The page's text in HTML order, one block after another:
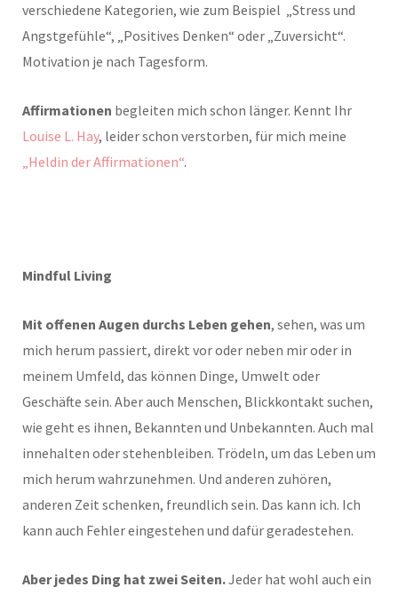
verschiedene Kategorien, wie zum Beispiel „Stress und
Angstgefühle“, „Positives Denken“ oder „Zuversicht“.
Motivation je nach Tagesform.
Affirmationen begleiten mich schon länger. Kennt Ihr
Louise L. Hay, leider schon verstorben, für mich meine
„Heldin der Affirmationen“.
Mindful Living
Mit offenen Augen durchs Leben gehen, sehen, was um
mich herum passiert, direkt vor oder neben mir oder in
meinem Umfeld, das können Dinge, Umwelt oder
Geschäfte sein. Aber auch Menschen, Blickkontakt suchen,
wie geht es ihnen, Bekannten und Unbekannten. Auch mal
innehalten oder stehenbleiben. Trödeln, um das Leben um
mich herum wahrzunehmen. Und anderen zuhören,
anderen Zeit schenken, freundlich sein. Das kann ich. Ich
kann auch Fehler eingestehen und dafür geradestehen.
Aber jedes Ding hat zwei Seiten.Jeder hat wohl auch ein